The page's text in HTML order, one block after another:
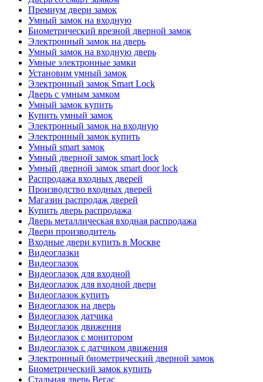
Премиум двери замок
Умный замок на входную
Биометрический врезной дверной замок
Электронный замок на дверь
Умный замок на входную дверь
Умные электронные замки
Установим умный замок
Электронный замок Smart Lock
Дверь с умным замком
Умный замок купить
Купить умный замок
Электронный замок на входную
Электронный замок купить
Умный smart замок
Умный дверной замок smart lock
Умный дверной замок smart door lock
Распродажа входных дверей
Производство входных дверей
Магазин распродаж дверей
Купить дверь распродажа
Дверь металлическая входная распродажа
Двери производитель
Входные двери купить в Москве
Видеоглазки
Видеоглазок
Видеоглазок для входной
Видеоглазок для входной двери
Видеоглазок купить
Видеоглазок на дверь
Видеоглазок датчика
Видеоглазок движения
Видеоглазок с монитором
Видеоглазок с датчиком движения
Электронный биометрический дверной замок
Биометрический замок купить
Стальная дверь Вегас